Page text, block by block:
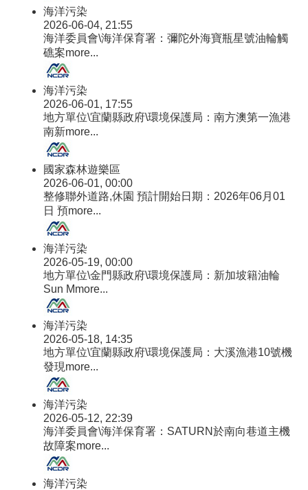
海洋污染
2026-06-04, 21:55
海洋委員會\海洋保育署：彌陀外海寶瓶星號油輪觸
礁案more...
海洋污染
2026-06-01, 17:55
地方單位\宜蘭縣政府\環境保護局：南方澳第一漁港
南新more...
國家森林遊樂區
2026-06-01, 00:00
整修聯外道路,休園 預計開始日期：2026年06月01
日 預more...
海洋污染
2026-05-19, 00:00
地方單位\金門縣政府\環境保護局：新加坡籍油輪
Sun Mmore...
海洋污染
2026-05-18, 14:35
地方單位\宜蘭縣政府\環境保護局：大溪漁港10號機
發現more...
海洋污染
2026-05-12, 22:39
海洋委員會\海洋保育署：SATURN於南向巷道主機
故障案more...
海洋污染